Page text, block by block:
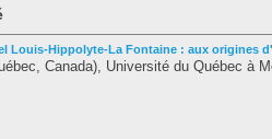
Louis-Hippolyte-La Fontaine : aux origines
Canada), Université du Québec à